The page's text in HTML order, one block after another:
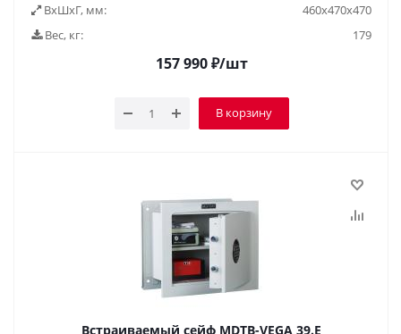
ВxШxГ, мм:
460x470x470
Вес, кг:
179
157 990₽/шт
В корзину
Встраиваемый сейф MDTB-VEGA 39.E